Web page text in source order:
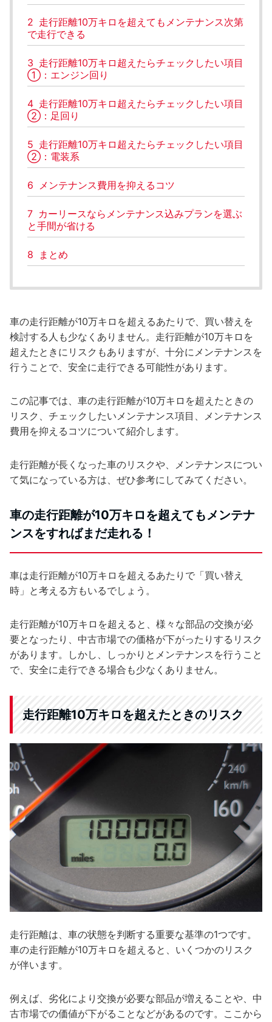
2 走行距離10万キロを超えてもメンテナンス次第
で走行できる
3 走行距離10万キロ超えたらチェックしたい項目
①：エンジン回り
4 走行距離10万キロ超えたらチェックしたい項目
②：足回り
5 走行距離10万キロ超えたらチェックしたい項目
②：電装系
6 メンテナンス費用を抑えるコツ
7 カーリースならメンテナンス込みプランを選ぶ
と手間が省ける
8 まとめ
車の走行距離が10万キロを超えるあたりで、買い替えを
検討する人も少なくありません。走行距離が10万キロを
超えたときにリスクもありますが、十分にメンテナンスを
行うことで、安全に走行できる可能性があります。
この記事では、車の走行距離が10万キロを超えたときの
リスク、チェックしたいメンテナンス項目、メンテナンス
費用を抑えるコツについて紹介します。
走行距離が長くなった車のリスクや、メンテナンスについ
て気になっている方は、ぜひ参考にしてみてください。
車の走行距離が10万キロを超えてもメンテナ
ンスをすればまだ走れる！
車は走行距離が10万キロを超えるあたりで「買い替え
時」と考える方もいるでしょう。
走行距離が10万キロを超えると、様々な部品の交換が必
要となったり、中古市場での価格が下がったりするリスク
があります。しかし、しっかりとメンテナンスを行うこと
で、安全に走行できる場合も少なくありません。
走行距離10万キロを超えたときのリスク
走行距離は、車の状態を判断する重要な基準の1つです。
車の走行距離が10万キロを超えると、いくつかのリスク
が伴います。
例えば、劣化により交換が必要な部品が増えることや、中
古市場での価値が下がることなどがあるのです。ここから